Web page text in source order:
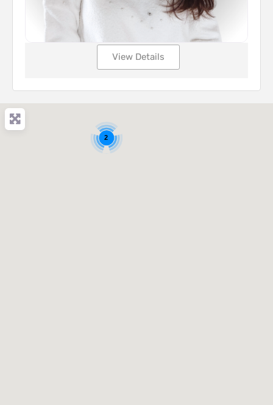
View Details
2